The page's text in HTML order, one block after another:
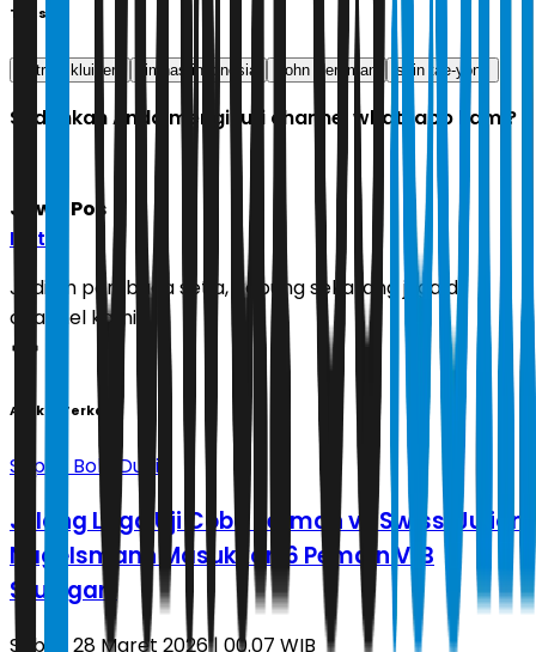
Tags
patrick kluivert timnas indonesia John Herdman shin tae-yong
Sudahkah Anda mengikuti channel whatsapp kami?
Jawa Pos
Ikuti
Jadilah pembaca setia, gabung sekarang juga di
channel kami!
Artikel Terkait
Sepak Bola Dunia
Jelang Laga Uji Coba Jerman vs Swiss: Julian
Nagelsmann Masukkan 6 Pemain VfB
Stuttgart
Sabtu, 28 Maret 2026 | 00.07 WIB